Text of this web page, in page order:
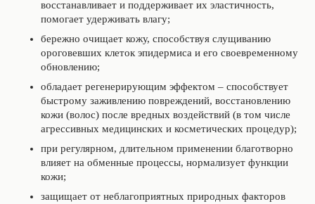
восстанавливает и поддерживает их эластичность,
помогает удерживать влагу;
бережно очищает кожу, способствуя слущиванию
ороговевших клеток эпидермиса и его своевременному
обновлению;
обладает регенерирующим эффектом – способствует
быстрому заживлению повреждений, восстановлению
кожи (волос) после вредных воздействий (в том числе
агрессивных медицинских и косметических процедур);
при регулярном, длительном применении благотворно
влияет на обменные процессы, нормализует функции
кожи;
защищает от неблагоприятных природных факторов